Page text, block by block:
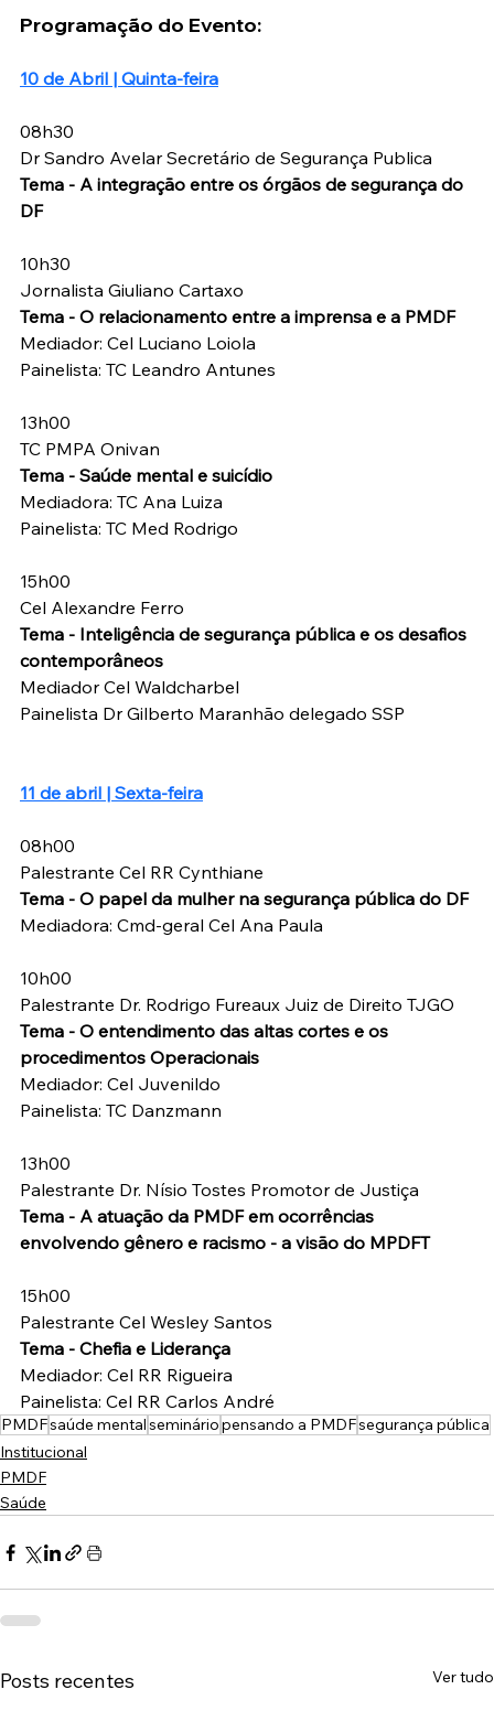
Programação do Evento:
10 de Abril | Quinta-feira
08h30
Dr Sandro Avelar Secretário de Segurança Publica
Tema - A integração entre os órgãos de segurança do
DF
10h30
Jornalista Giuliano Cartaxo
Tema - O relacionamento entre a imprensa e a PMDF
Mediador: Cel Luciano Loiola
Painelista: TC Leandro Antunes
13h00
TC PMPA Onivan
Tema - Saúde mental e suicídio
Mediadora: TC Ana Luiza
Painelista: TC Med Rodrigo
15h00
Cel Alexandre Ferro
Tema - Inteligência de segurança pública e os desafios
contemporâneos
Mediador Cel Waldcharbel
Painelista Dr Gilberto Maranhão delegado SSP
11 de abril | Sexta-feira
08h00
Palestrante Cel RR Cynthiane
Tema - O papel da mulher na segurança pública do DF
Mediadora: Cmd-geral Cel Ana Paula
10h00
Palestrante Dr. Rodrigo Fureaux Juiz de Direito TJGO
Tema - O entendimento das altas cortes e os
procedimentos Operacionais
Mediador: Cel Juvenildo
Painelista: TC Danzmann
13h00
Palestrante Dr. Nísio Tostes Promotor de Justiça
Tema - A atuação da PMDF em ocorrências
envolvendo gênero e racismo - a visão do MPDFT
15h00
Palestrante Cel Wesley Santos
Tema - Chefia e Liderança
Mediador: Cel RR Rigueira
Painelista: Cel RR Carlos André
PMDFsaúde mentalsemináriopensando a PMDFsegurança pública
Institucional
PMDF
Saúde
Posts recentes Ver tudo